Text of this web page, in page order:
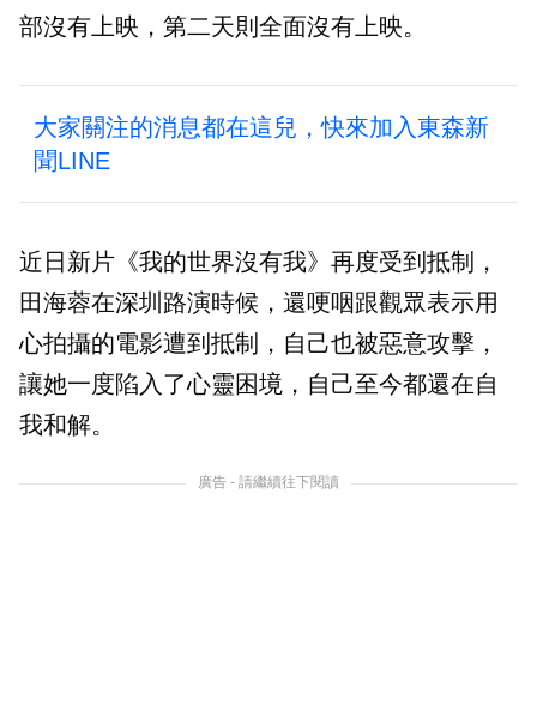
部沒有上映，第二天則全面沒有上映。
大家關注的消息都在這兒，快來加入東森新
聞LINE
近日新片《我的世界沒有我》再度受到抵制，
田海蓉在深圳路演時候，還哽咽跟觀眾表示用
心拍攝的電影遭到抵制，自己也被惡意攻擊，
讓她一度陷入了心靈困境，自己至今都還在自
我和解。
廣告 - 請繼續往下閱讀